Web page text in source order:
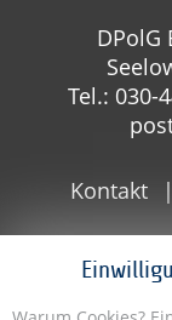
DPolG
Tel.: 030-
Kontakt